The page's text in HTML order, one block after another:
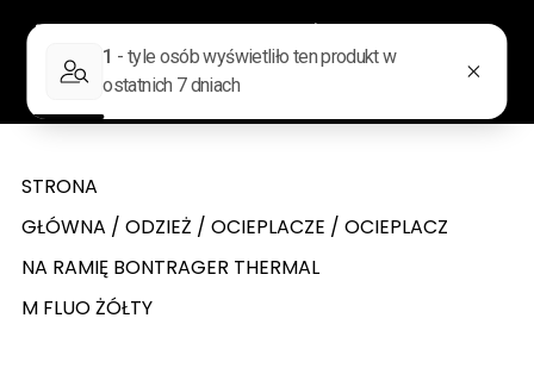
0
STRONA
GŁÓWNA / ODZIEŻ / OCIEPLACZE / OCIEPLACZ
NA RAMIĘ BONTRAGER THERMAL
M FLUO ŻÓŁTY